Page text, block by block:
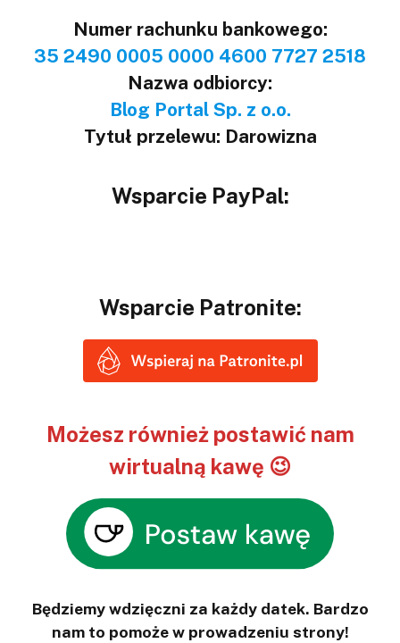
Numer rachunku bankowego:
35 2490 0005 0000 4600 7727 2518
Nazwa odbiorcy:
Blog Portal Sp. z o.o.
Tytuł przelewu: Darowizna
Wsparcie PayPal:
Wsparcie Patronite:
Możesz również postawić nam
wirtualną kawę 😉
Będziemy wdzięczni za każdy datek. Bardzo
nam to pomoże w prowadzeniu strony!